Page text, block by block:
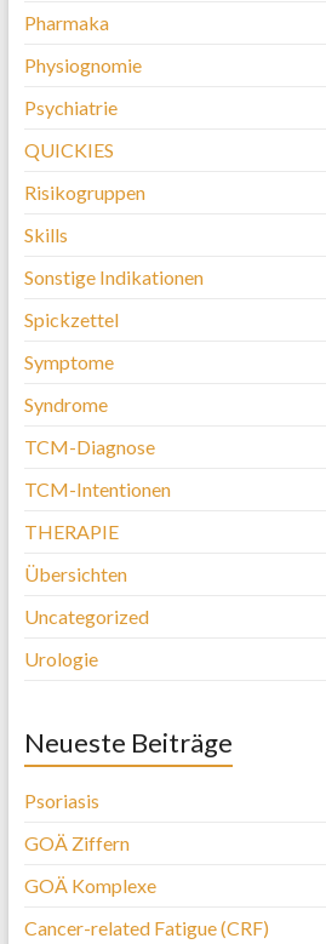
Pharmaka
Physiognomie
Psychiatrie
QUICKIES
Risikogruppen
Skills
Sonstige Indikationen
Spickzettel
Symptome
Syndrome
TCM-Diagnose
TCM-Intentionen
THERAPIE
Übersichten
Uncategorized
Urologie
Neueste Beiträge
Psoriasis
GOÄ Ziffern
GOÄ Komplexe
Cancer-related Fatigue (CRF)